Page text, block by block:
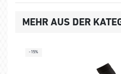
MEHR AUS DER
-15%